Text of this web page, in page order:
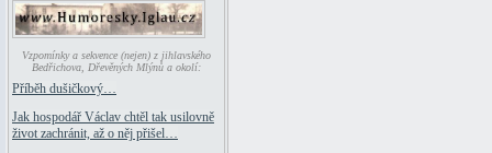
Vzpomínky a sekvence (nejen) z jihlavského
Bedřichova, Dřevěných Mlýnů a okolí:
Příběh dušičkový…
Jak hospodář Václav chtěl tak usilovně
život zachránit, až o něj přišel…